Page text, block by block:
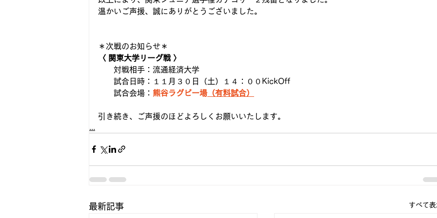
温かいご声援、誠にありがとうございました。
＊次戦のお知らせ＊
〈 関東大学リーグ戦 〉
対戦相手：流通経済大学
試合日時：１１月３０日（土）１４：００KickOff
試合会場： 熊谷ラグビー場 （有料試合）
引き続き、ご声援のほどよろしくお願いいたします。
最新記事 すべて